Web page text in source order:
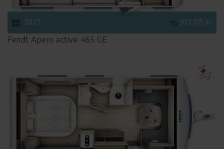
2027 303.105 kr.
Fendt Apero active 465 GE